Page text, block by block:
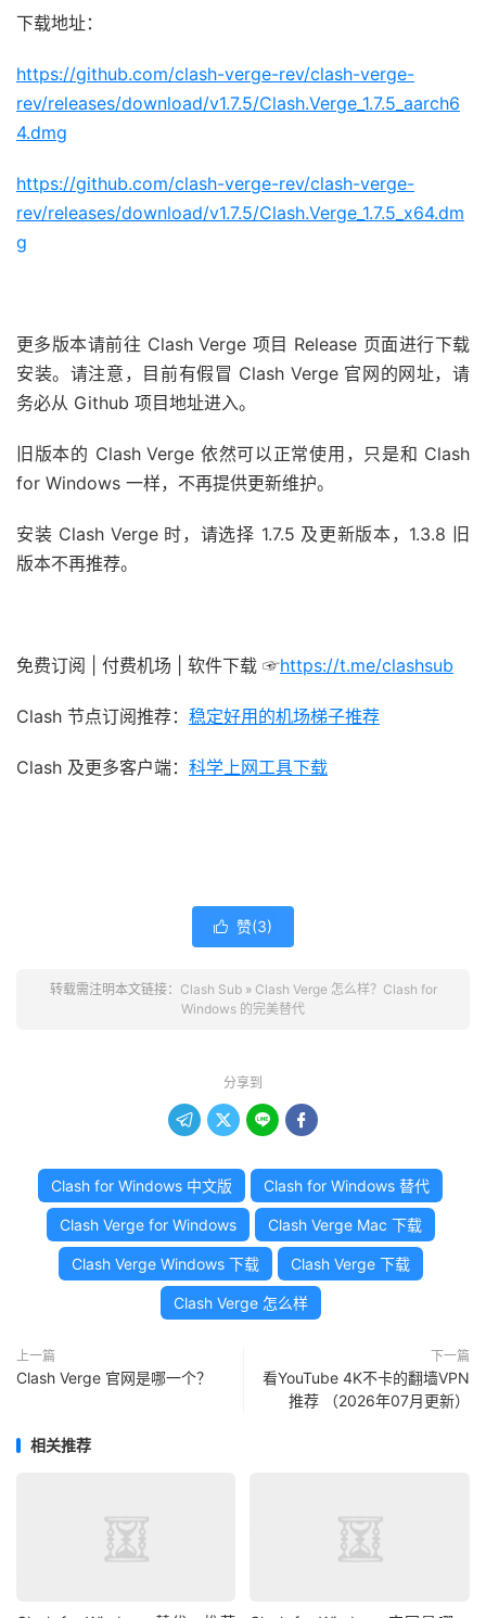
下载地址：
https://github.com/clash-verge-rev/clash-verge-
rev/releases/download/v1.7.5/Clash.Verge_1.7.5_aarch6
4.dmg
https://github.com/clash-verge-rev/clash-verge-
rev/releases/download/v1.7.5/Clash.Verge_1.7.5_x64.dm
g
更多版本请前往 Clash Verge 项目 Release 页面进行下载
安装。请注意，目前有假冒 Clash Verge 官网的网址，请
务必从 Github 项目地址进入。
旧版本的 Clash Verge 依然可以正常使用，只是和 Clash
for Windows 一样，不再提供更新维护。
安装 Clash Verge 时，请选择 1.7.5 及更新版本，1.3.8 旧
版本不再推荐。
免费订阅 | 付费机场 | 软件下载 ☞https://t.me/clashsub
Clash 节点订阅推荐： 稳定好用的机场梯子推荐
Clash 及更多客户端： 科学上网工具下载
 赞(3)
转载需注明本文链接： Clash Sub» Clash Verge 怎么样？Clash for
Windows 的完美替代
分享到
   
Clash for Windows 中文版 Clash for Windows 替代
Clash Verge for Windows Clash Verge Mac 下载
Clash Verge Windows 下载 Clash Verge 下载
Clash Verge 怎么样
上一篇
Clash Verge 官网是哪一个？
下一篇
看YouTube 4K不卡的翻墙VPN
推荐 （2026年07月更新）
相关推荐